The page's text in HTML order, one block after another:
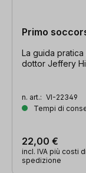
Primo
La guida
dottor Jeffery
n. art.: VI-22349
Tempi di
22,00 €
incl. IVA più costi di
spedizione